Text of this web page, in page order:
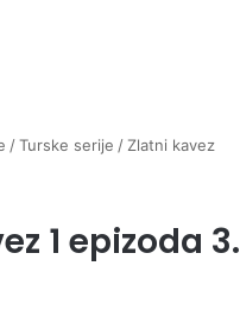
/Turske serije / Zlatni kavez
1 epizoda 3.